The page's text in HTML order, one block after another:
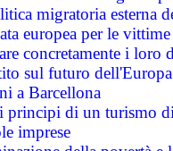
migratoria esterna
europea per le
concretamente i loro
sul futuro
a Barcellona
principi di un turismo
imprese